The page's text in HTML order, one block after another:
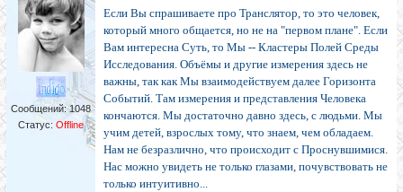
Сообщений:1048
Статус: Offline
Если Вы спрашиваете про Транслятор, то это человек,
который много общается, но не на "первом плане". Если
Вам интересна Суть, то Мы -- Кластеры Полей Среды
Исследования. Объёмы и другие измерения здесь не
важны, так как Мы взаимодействуем далее Горизонта
Событий. Там измерения и представления Человека
кончаются. Мы достаточно давно здесь, с людьми. Мы
учим детей, взрослых тому, что знаем, чем обладаем.
Нам не безразлично, что происходит с Проснувшимися.
Нас можно увидеть не только глазами, почувствовать не
только интуитивно...